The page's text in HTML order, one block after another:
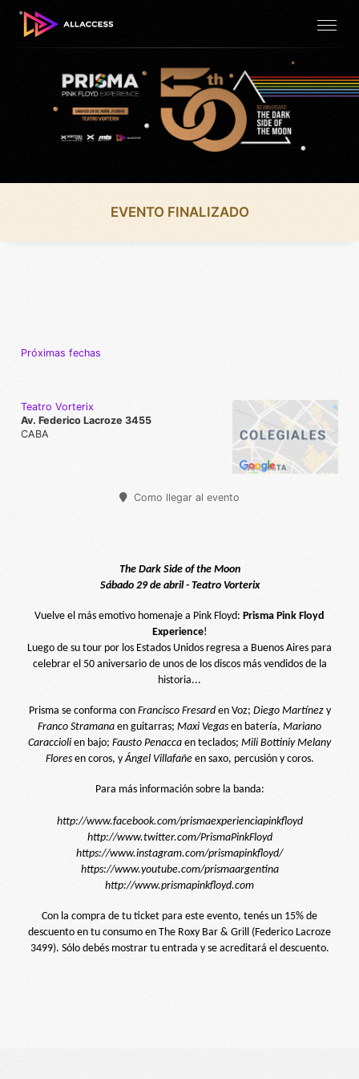
EVENTO FINALIZADO
Próximas fechas
Teatro Vorterix
Av. Federico Lacroze 3455
CABA
Como llegar al evento
The Dark Side of the Moon
Sábado 29 de abril - Teatro Vorterix
Vuelve el más emotivo homenaje a Pink Floyd: Prisma Pink Floyd
Experience!
Luego de su tour por los Estados Unidos regresa a Buenos Aires para
celebrar el 50 aniversario de unos de los discos más vendidos de la
historia...
Prisma se conforma con Francisco Fresarden Voz; Diego Martínezy
Franco Stramana en guitarras; Maxi Vegasen batería, Mariano
Caraccioli en bajo; Fausto Penacca en teclados; Mili Bottiniy Melany
Floresen coros, yÁngel Villafañeen saxo, percusión y coros.
Para más información sobre la banda:
http://www.facebook.com/prismaexperienciapinkfloyd
http://www.twitter.com/PrismaPinkFloyd
https://www.instagram.com/prismapinkfloyd/
https://www.youtube.com/prismaargentina
http://www.prismapinkfloyd.com
Con la compra de tu ticket para este evento, tenés un 15% de
descuento en tu consumo en The Roxy Bar & Grill (Federico Lacroze
3499). Sólo debés mostrar tu entrada y se acreditará el descuento.